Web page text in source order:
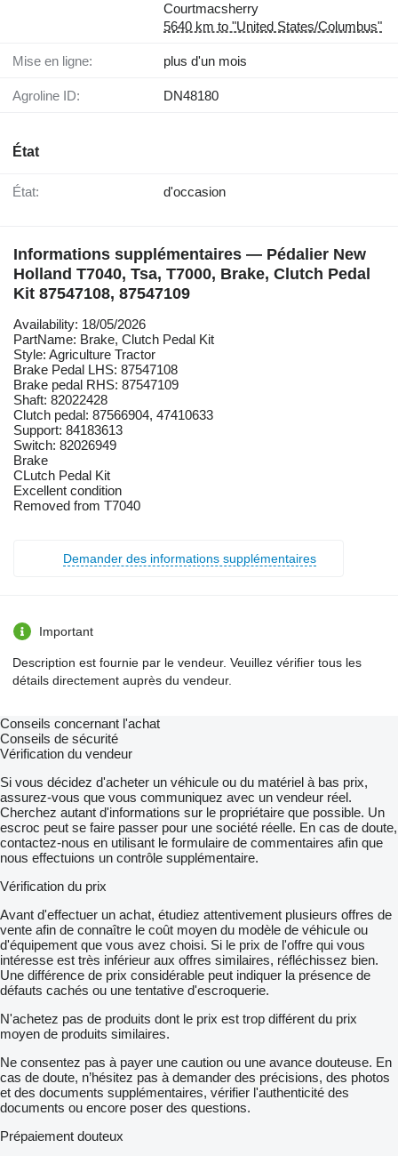
Courtmacsherry
5640 km to "United States/Columbus"
Mise en ligne: plus d'un mois
Agroline ID: DN48180
État
État: d'occasion
Informations supplémentaires — Pédalier New
Holland T7040, Tsa, T7000, Brake, Clutch Pedal
Kit 87547108, 87547109
Availability: 18/05/2026
PartName: Brake, Clutch Pedal Kit
Style: Agriculture Tractor
Brake Pedal LHS: 87547108
Brake pedal RHS: 87547109
Shaft: 82022428
Clutch pedal: 87566904, 47410633
Support: 84183613
Switch: 82026949
Brake
CLutch Pedal Kit
Excellent condition
Removed from T7040
Demander des informations supplémentaires
Important
Description est fournie par le vendeur. Veuillez vérifier tous les
détails directement auprès du vendeur.
Conseils concernant l'achat
Conseils de sécurité
Vérification du vendeur
Si vous décidez d'acheter un véhicule ou du matériel à bas prix,
assurez-vous que vous communiquez avec un vendeur réel.
Cherchez autant d'informations sur le propriétaire que possible. Un
escroc peut se faire passer pour une société réelle. En cas de doute,
contactez-nous en utilisant le formulaire de commentaires afin que
nous effectuions un contrôle supplémentaire.
Vérification du prix
Avant d'effectuer un achat, étudiez attentivement plusieurs offres de
vente afin de connaître le coût moyen du modèle de véhicule ou
d'équipement que vous avez choisi. Si le prix de l'offre qui vous
intéresse est très inférieur aux offres similaires, réfléchissez bien.
Une différence de prix considérable peut indiquer la présence de
défauts cachés ou une tentative d'escroquerie.
N'achetez pas de produits dont le prix est trop différent du prix
moyen de produits similaires.
Ne consentez pas à payer une caution ou une avance douteuse. En
cas de doute, n’hésitez pas à demander des précisions, des photos
et des documents supplémentaires, vérifier l'authenticité des
documents ou encore poser des questions.
Prépaiement douteux